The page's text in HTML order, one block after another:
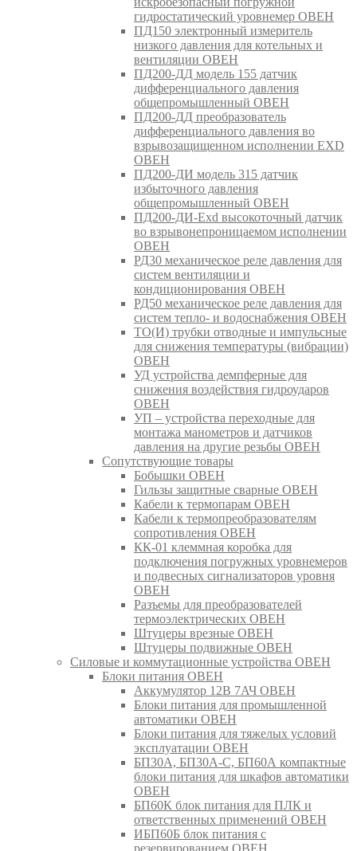
гидростатический уровнемер ОВЕН
ПД150 электронный измеритель
низкого давления для котельных и
вентиляции ОВЕН
ПД200-ДД модель 155 датчик
дифференциального давления
общепромышленный ОВЕН
ПД200-ДД преобразователь
дифференциального давления во
взрывозащищенном исполнении EXD
ОВЕН
ПД200-ДИ модель 315 датчик
избыточного давления
общепромышленный ОВЕН
ПД200-ДИ-Exd высокоточный датчик
во взрывонепроницаемом исполнении
ОВЕН
РД30 механическое реле давления для
систем вентиляции и
кондиционирования ОВЕН
РД50 механическое реле давления для
систем тепло- и водоснабжения ОВЕН
ТО(И) трубки отводные и импульсные
для снижения температуры (вибрации)
ОВЕН
УД устройства демпферные для
снижения воздействия гидроударов
ОВЕН
УП – устройства переходные для
монтажа манометров и датчиков
давления на другие резьбы ОВЕН
Сопутствующие товары
Бобышки ОВЕН
Гильзы защитные сварные ОВЕН
Кабели к термопарам ОВЕН
Кабели к термопреобразователям
сопротивления ОВЕН
КК-01 клеммная коробка для
подключения погружных уровнемеров
и подвесных сигнализаторов уровня
ОВЕН
Разъемы для преобразователей
термоэлектрических ОВЕН
Штуцеры врезные ОВЕН
Штуцеры подвижные ОВЕН
Силовые и коммутационные устройства ОВЕН
Блоки питания ОВЕН
Аккумулятор 12В 7АЧ ОВЕН
Блоки питания для промышленной
автоматики ОВЕН
Блоки питания для тяжелых условий
эксплуатации ОВЕН
БП30А, БП30А-С, БП60А компактные
блоки питания для шкафов автоматики
ОВЕН
БП60К блок питания для ПЛК и
ответственных применений ОВЕН
ИБП60Б блок питания с
резервированием ОВЕН